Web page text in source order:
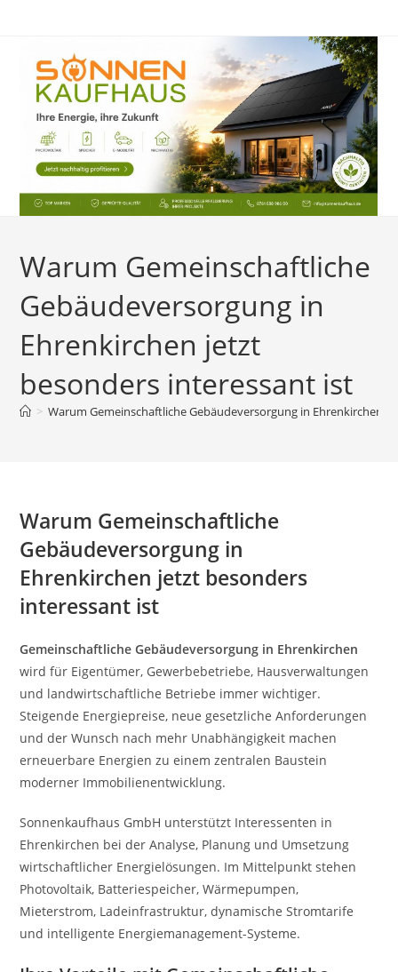
Warum Gemeinschaftliche
Gebäudeversorgung in
Ehrenkirchen jetzt
besonders interessant ist
> Warum Gemeinschaftliche Gebäudeversorgung in Ehrenkirchen
Warum Gemeinschaftliche
Gebäudeversorgung in
Ehrenkirchen jetzt besonders
interessant ist
Gemeinschaftliche Gebäudeversorgung in Ehrenkirchen
wird für Eigentümer, Gewerbebetriebe, Hausverwaltungen
und landwirtschaftliche Betriebe immer wichtiger.
Steigende Energiepreise, neue gesetzliche Anforderungen
und der Wunsch nach mehr Unabhängigkeit machen
erneuerbare Energien zu einem zentralen Baustein
moderner Immobilienentwicklung.
Sonnenkaufhaus GmbH unterstützt Interessenten in
Ehrenkirchen bei der Analyse, Planung und Umsetzung
wirtschaftlicher Energielösungen. Im Mittelpunkt stehen
Photovoltaik, Batteriespeicher, Wärmepumpen,
Mieterstrom, Ladeinfrastruktur, dynamische Stromtarife
und intelligente Energiemanagement-Systeme.